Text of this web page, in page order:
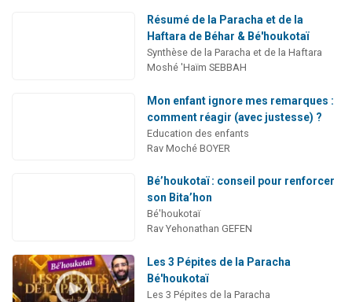
Résumé de la Paracha et de la
Haftara de Béhar & Bé'houkotaï
Synthèse de la Paracha et de la Haftara
Moshé 'Haïm SEBBAH
Mon enfant ignore mes remarques :
comment réagir (avec justesse) ?
Education des enfants
Rav Moché BOYER
Bé’houkotaï : conseil pour renforcer
son Bita’hon
Bé'houkotaï
Rav Yehonathan GEFEN
Les 3 Pépites de la Paracha
Bé'houkotaï
Les 3 Pépites de la Paracha